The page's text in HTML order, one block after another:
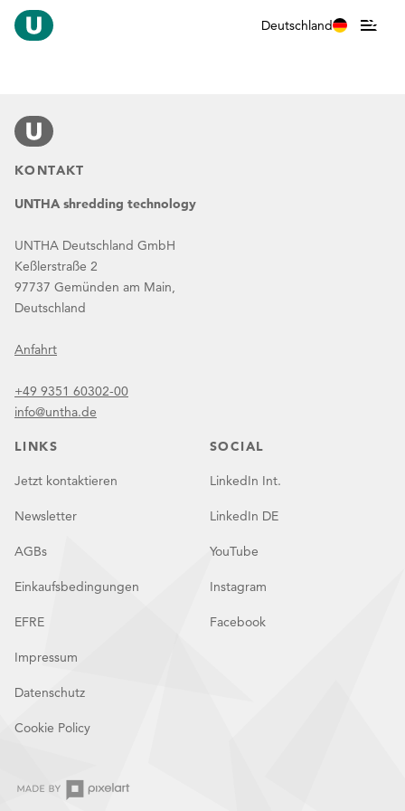
Deutschland
KONTAKT
UNTHA shredding technology
UNTHA Deutschland GmbH
Keßlerstraße 2
97737 Gemünden am Main,
Deutschland
Anfahrt
+49 9351 60302-00
info@untha.de
LINKS
Jetzt kontaktieren
Newsletter
AGBs
Einkaufsbedingungen
EFRE
Impressum
Datenschutz
Cookie Policy
SOCIAL
LinkedIn Int.
LinkedIn DE
YouTube
Instagram
Facebook